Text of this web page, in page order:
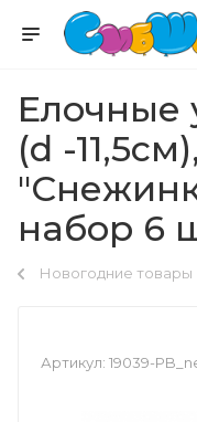
Елочные
(d -11,5см),
набор 6
Новогодние товары
Артикул: 19039-